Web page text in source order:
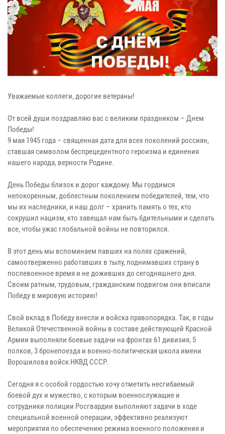
Уважаемые коллеги, дорогие ветераны!
От всей души поздравляю вас с великим праздником – Днем
Победы!
9 мая 1945 года – священная дата для всех поколений россиян,
ставшая символом беспрецедентного героизма и единения
нашего народа, верности Родине.
День Победы близок и дорог каждому. Мы гордимся
непокоренным, доблестным поколением победителей, тем, что
мы их наследники, и наш долг – хранить память о тех, кто
сокрушил нацизм, кто завещал нам быть бдительными и сделать
все, чтобы ужас глобальной войны не повторился.
В этот день мы вспоминаем павших на полях сражений,
самоотверженно работавших в тылу, поднимавших страну в
послевоенное время и не доживших до сегодняшнего дня.
Своим ратным, трудовым, гражданским подвигом они вписали
Победу в мировую историю!
Свой вклад в Победу внесли и войска правопорядка. Так, в годы
Великой Отечественной войны в составе действующей Красной
Армии выполняли боевые задачи на фронтах 61 дивизия, 5
полков, 3 бронепоезда и военно-политическая школа имени
Ворошилова войск НКВД СССР.
Сегодня я с особой гордостью хочу отметить несгибаемый
боевой дух и мужество, с которым военнослужащие и
сотрудники полиции Росгвардии выполняют задачи в ходе
специальной военной операции, эффективно реализуют
мероприятия по обеспечению режима военного положения и